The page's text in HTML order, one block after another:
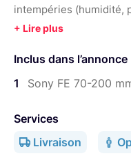
intempéries (humidité,
stabilisation optique.
à un diaphragme
Inclus dans l’annonce
1
Sony FE 70-200
Services
Livraison